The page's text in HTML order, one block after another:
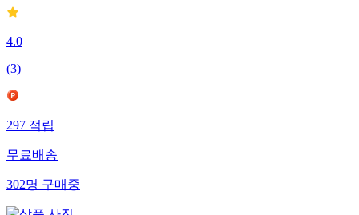
4.0
(3)
297적립
무료배송
302명구매중